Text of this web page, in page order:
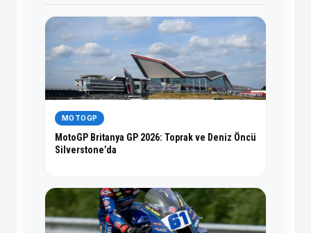
MOTOGP
MotoGP Britanya GP 2026: Toprak ve Deniz Öncü
Silverstone’da